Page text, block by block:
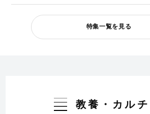
特集一覧を見る
教養・カルチ